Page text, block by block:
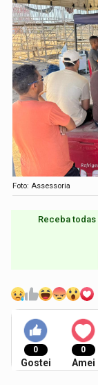
Foto: Assessoria
Receba
0
Gostei
0
Amei